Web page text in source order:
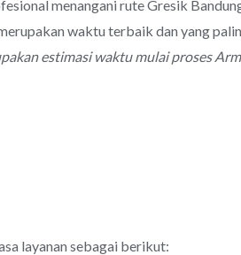
menangani rute Gresik
waktu terbaik dan yang
estimasi waktu mulai proses
layanan sebagai berikut: